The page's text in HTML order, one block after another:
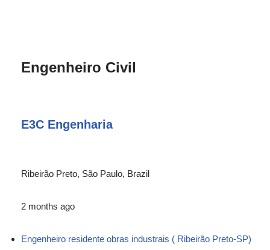
Engenheiro Civil
E3C Engenharia
Ribeirão Preto, São Paulo, Brazil
2 months ago
Engenheiro residente obras industrais ( Ribeirão Preto-SP)